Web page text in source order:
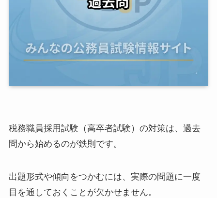
税務職員採用試験（高卒者試験）の対策は、過去
問から始めるのが鉄則です。
出題形式や傾向をつかむには、実際の問題に一度
目を通しておくことが欠かせません。